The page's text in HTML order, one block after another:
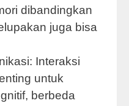
dibandingkan
juga bisa
Interaksi
untuk
berbeda